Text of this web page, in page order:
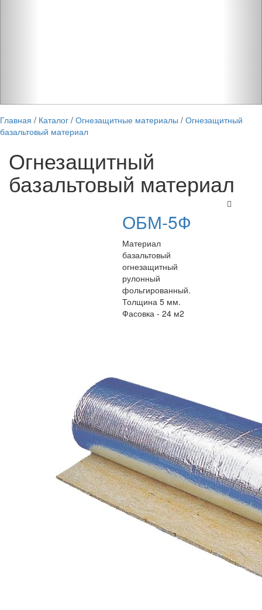
Главная / Каталог / Огнезащитные материалы / Огнезащитный
базальтовый материал
Огнезащитный
базальтовый материал
ОБМ-5Ф
Материал
базальтовый
огнезащитный
рулонный
фольгированный.
Толщина 5 мм.
Фасовка - 24 м2